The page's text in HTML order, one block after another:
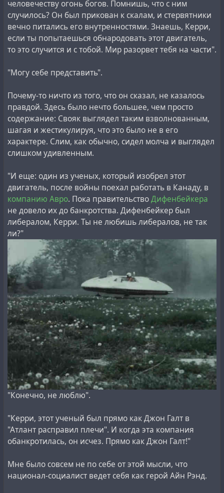
человечеству огонь богов. Помнишь, что с ним
случилось? Он был прикован к скалам, и стервятники
вечно питались его внутренностями. Знаешь, Керри,
если ты попытаешься обнародовать этот двигатель,
то это случится и с тобой. Мир разорвет тебя на части".
"Могу себе представить".
Почему-то ничто из того, что он сказал, не казалось
правдой. Здесь было нечто большее, чем просто
содержание: Свояк выглядел таким взволнованным,
шагая и жестикулируя, что это было не в его
характере. Слим, как обычно, сидел молча и выглядел
слишком удивленным.
"И еще: один из ученых, который изобрел этот
двигатель, после войны поехал работать в Канаду, в
компанию Авро. Пока правительствоДифенбейкера
не довело их до банкротства. Дифенбейкер был
либералом, Керри. Ты не любишь либералов, не так
ли?"
"Конечно, не люблю".
"Керри, этот ученый был прямо как Джон Галт в
"Атлант расправил плечи". И когда эта компания
обанкротилась, он исчез. Прямо как Джон Галт!"
Мне было совсем не по себе от этой мысли, что
национал-социалист ведет себя как герой Айн Рэнд.